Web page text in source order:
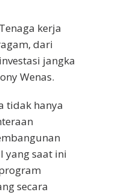
kerja
dari
jangka
Wenas.
tidak hanya
yang saat ini
secara